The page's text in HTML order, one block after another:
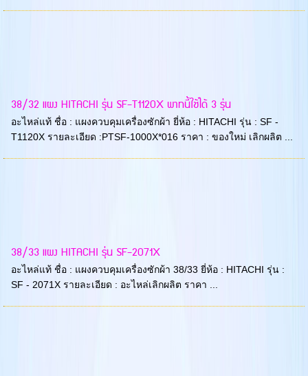
38/32 แผง HITACHI รุ่น SF-T1120X พาทนี้ใช้ได้ 3 รุ่น
อะไหล่แท้ ชื่อ : แผงควบคุมเครื่องซักผ้า ยี่ห้อ : HITACHI รุ่น : SF -
T1120X รายละเอียด :PTSF-1000X*016 ราคา : ของใหม่ เลิกผลิต ...
38/33 แผง HITACHI รุ่น SF-2071X
อะไหล่แท้ ชื่อ : แผงควบคุมเครื่องซักผ้า 38/33 ยี่ห้อ : HITACHI รุ่น :
SF - 2071X รายละเอียด : อะไหล่เลิกผลิต ราคา ...